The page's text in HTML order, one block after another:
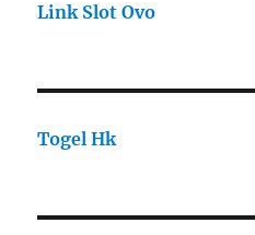
Link Slot Ovo
Togel Hk